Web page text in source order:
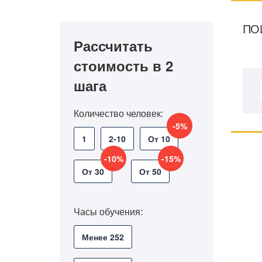
Рассчитать
стоимость в 2
шага
Количество человек:
1 2-10 От 10
-5%
От 30
-10%
От 50
-15%
Часы обучения:
Менее 252